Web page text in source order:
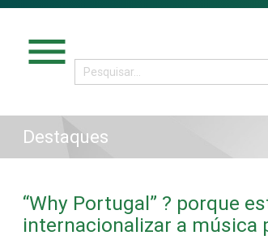
menu
Destaques
“Why Portugal” ? porque
internacionalizar a música